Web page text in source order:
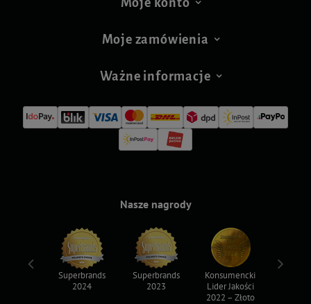
Moje zamówienia
Ważne informacje
Nasze nagrody
Superbrands
2024
Superbrands
2023
Konsumencki
Lider Jakości
2022 – Złoto